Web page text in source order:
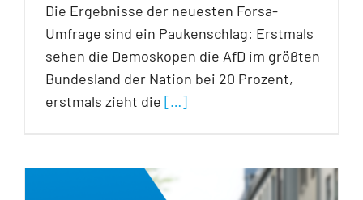
Die Ergebnisse der neuesten Forsa-
Umfrage sind ein Paukenschlag: Erstmals
sehen die Demoskopen die AfD im größten
Bundesland der Nation bei 20 Prozent,
erstmals zieht die […]